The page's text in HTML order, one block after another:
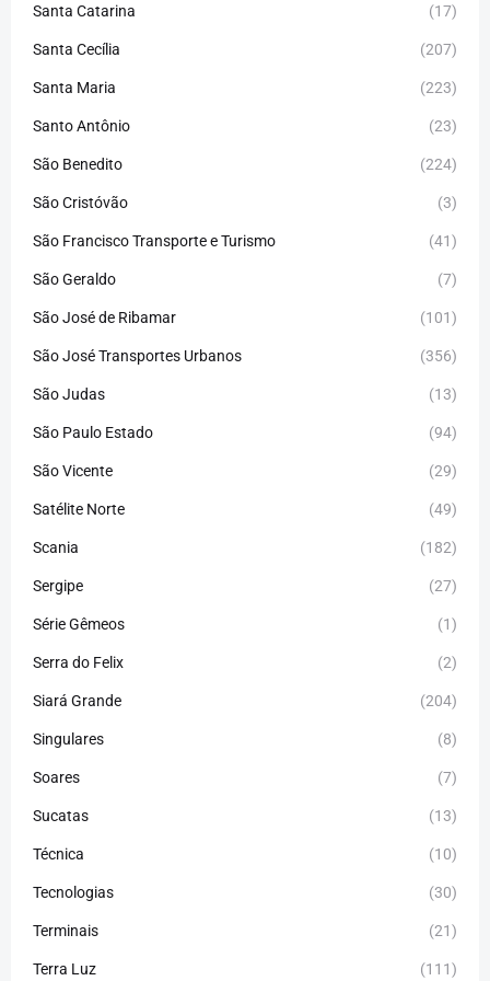
Santa Catarina (17)
Santa Cecília (207)
Santa Maria (223)
Santo Antônio (23)
São Benedito (224)
São Cristóvão (3)
São Francisco Transporte e Turismo (41)
São Geraldo (7)
São José de Ribamar (101)
São José Transportes Urbanos (356)
São Judas (13)
São Paulo Estado (94)
São Vicente (29)
Satélite Norte (49)
Scania (182)
Sergipe (27)
Série Gêmeos (1)
Serra do Felix (2)
Siará Grande (204)
Singulares (8)
Soares (7)
Sucatas (13)
Técnica (10)
Tecnologias (30)
Terminais (21)
Terra Luz (111)